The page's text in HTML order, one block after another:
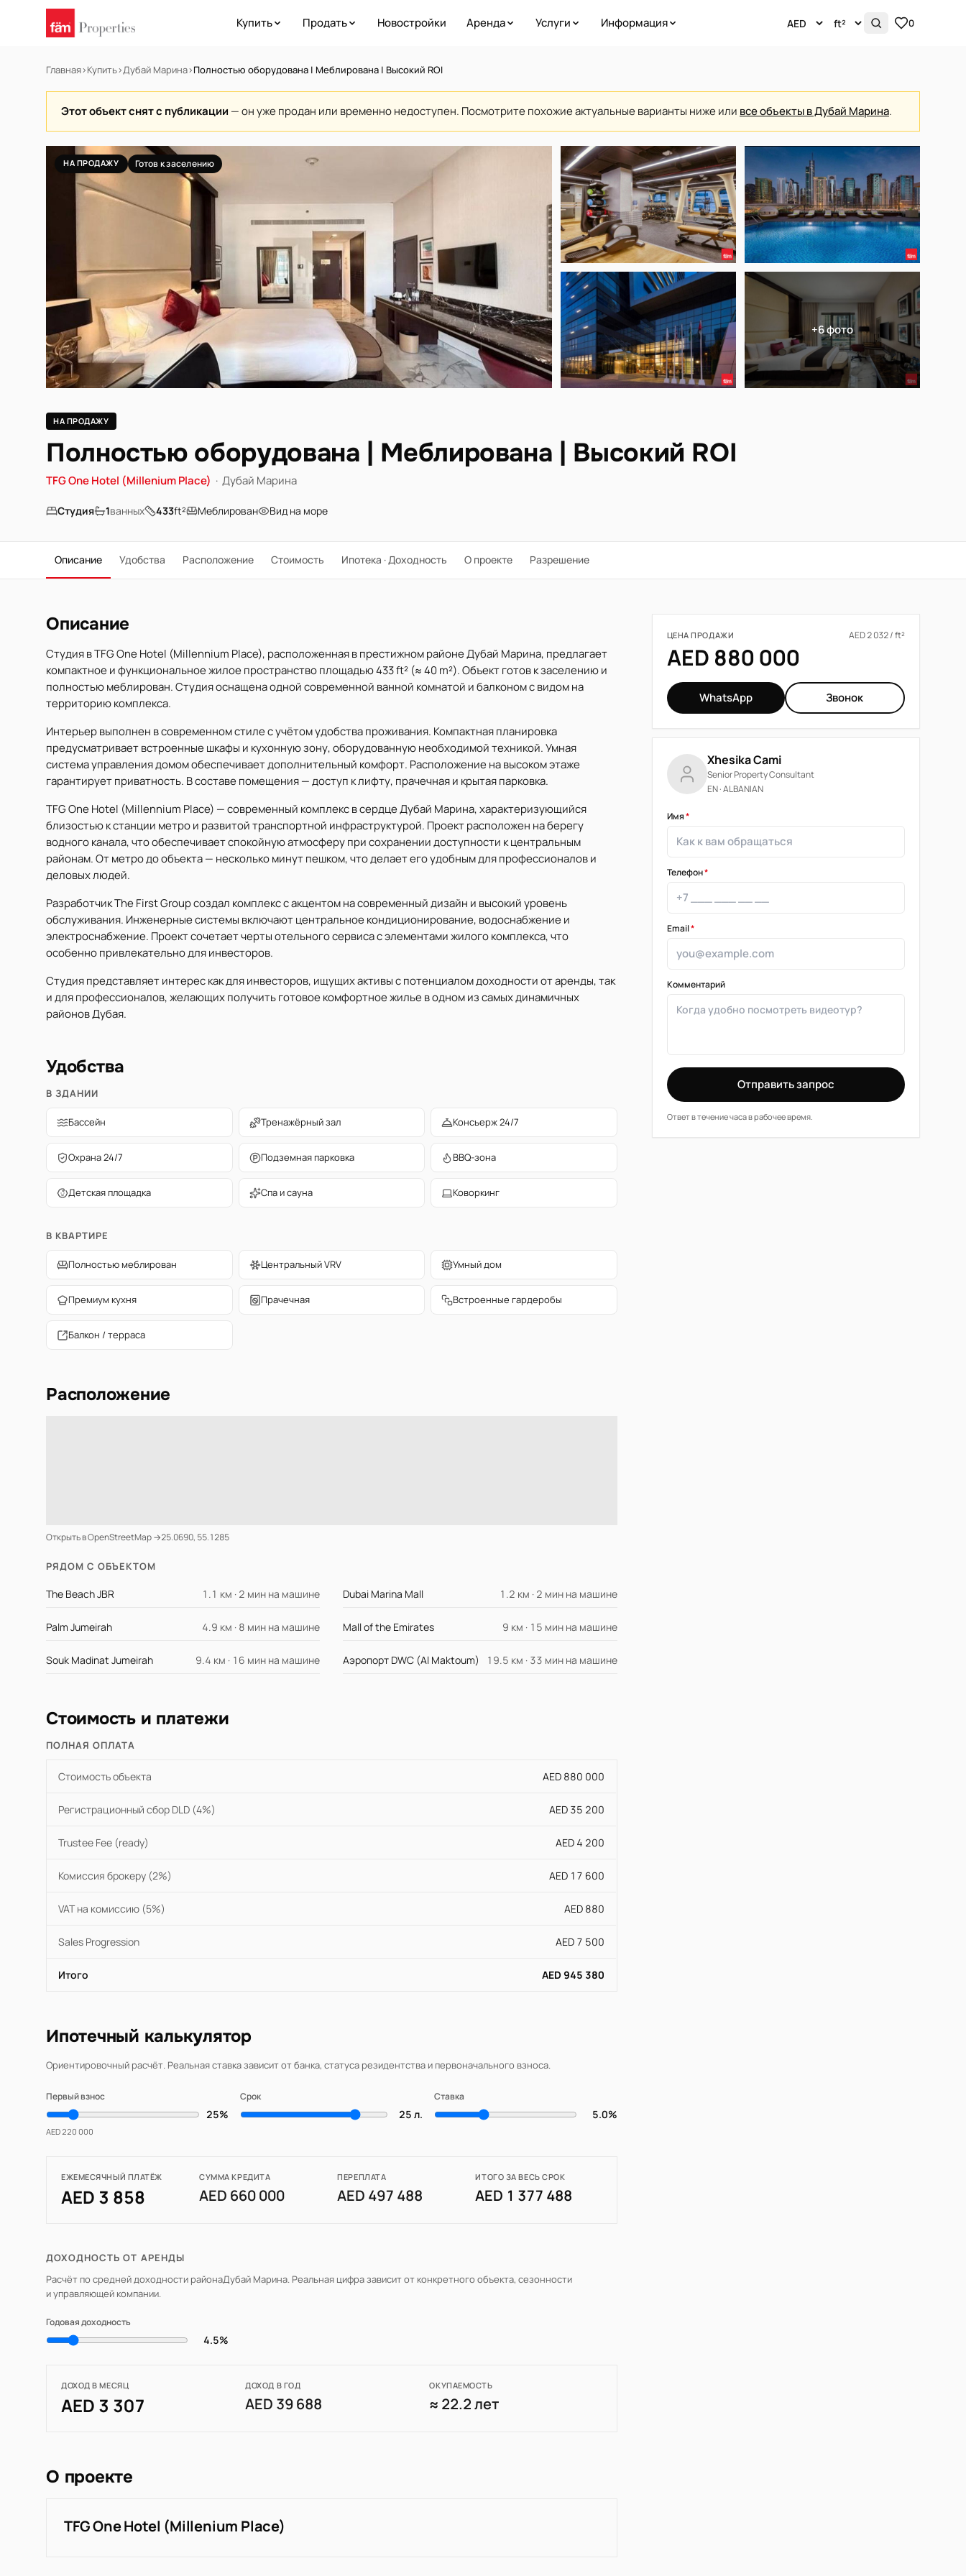
Купить Продать Новостройки Аренда Услуги Информация 0
Главная›Купить›Дубай Марина›Полностью оборудована | Меблирована | Высокий ROI
Этот объект снят с публикации — он уже продан или временно недоступен. Посмотрите похожие актуальные варианты ниже или все объекты в Дубай Марина.
НА ПРОДАЖУ Готов к заселению
+6 фото
НА ПРОДАЖУ
Полностью оборудована | Меблирована | Высокий ROI
TFG One Hotel (Millenium Place) · Дубай Марина
Студия 1ванных 433ft² Меблирован Вид на море
Описание Удобства Расположение Стоимость Ипотека · Доходность О проекте Разрешение
Описание
Студия в TFG One Hotel (Millennium Place), расположенная в престижном районе Дубай Марина, предлагает
компактное и функциональное жилое пространство площадью 433 ft² (≈ 40 m²). Объект готов к заселению и
полностью меблирован. Студия оснащена одной современной ванной комнатой и балконом с видом на
территорию комплекса.
Интерьер выполнен в современном стиле с учётом удобства проживания. Компактная планировка
предусматривает встроенные шкафы и кухонную зону, оборудованную необходимой техникой. Умная
система управления домом обеспечивает дополнительный комфорт. Расположение на высоком этаже
гарантирует приватность. В составе помещения — доступ к лифту, прачечная и крытая парковка.
TFG One Hotel (Millennium Place) — современный комплекс в сердце Дубай Марина, характеризующийся
близостью к станции метро и развитой транспортной инфраструктурой. Проект расположен на берегу
водного канала, что обеспечивает спокойную атмосферу при сохранении доступности к центральным
районам. От метро до объекта — несколько минут пешком, что делает его удобным для профессионалов и
деловых людей.
Разработчик The First Group создал комплекс с акцентом на современный дизайн и высокий уровень
обслуживания. Инженерные системы включают центральное кондиционирование, водоснабжение и
электроснабжение. Проект сочетает черты отельного сервиса с элементами жилого комплекса, что
особенно привлекательно для инвесторов.
Студия представляет интерес как для инвесторов, ищущих активы с потенциалом доходности от аренды, так
и для профессионалов, желающих получить готовое комфортное жилье в одном из самых динамичных
районов Дубая.
Удобства
В ЗДАНИИ
Бассейн Тренажёрный зал Консьерж 24/7
Охрана 24/7 Подземная парковка BBQ-зона
Детская площадка Спа и сауна Коворкинг
В КВАРТИРЕ
Полностью меблирован Центральный VRV Умный дом
Премиум кухня Прачечная Встроенные гардеробы
Балкон / терраса
Расположение
Открыть в OpenStreetMap →25.0690, 55.1285
РЯДОМ С ОБЪЕКТОМ
The Beach JBR 1.1 км · 2 мин на машине Dubai Marina Mall 1.2 км · 2 мин на машине
Palm Jumeirah 4.9 км · 8 мин на машине Mall of the Emirates 9 км · 15 мин на машине
Souk Madinat Jumeirah 9.4 км · 16 мин на машине Аэропорт DWC (Al Maktoum) 19.5 км · 33 мин на машине
Стоимость и платежи
ПОЛНАЯ ОПЛАТА
Стоимость объекта AED 880 000
Регистрационный сбор DLD (4%) AED 35 200
Trustee Fee (ready) AED 4 200
Комиссия брокеру (2%) AED 17 600
VAT на комиссию (5%) AED 880
Sales Progression AED 7 500
Итого AED 945 380
Ипотечный калькулятор
Ориентировочный расчёт. Реальная ставка зависит от банка, статуса резидентства и первоначального взноса.
Первый взнос
25%
AED 220 000
Срок
25 л.
Ставка
5.0%
ЕЖЕМЕСЯЧНЫЙ ПЛАТЁЖ
AED 3 858
СУММА КРЕДИТА
AED 660 000
ПЕРЕПЛАТА
AED 497 488
ИТОГО ЗА ВЕСЬ СРОК
AED 1 377 488
ДОХОДНОСТЬ ОТ АРЕНДЫ
Расчёт по средней доходности районаДубай Марина. Реальная цифра зависит от конкретного объекта, сезонности
и управляющей компании.
Годовая доходность
4.5%
ДОХОД В МЕСЯЦ
AED 3 307
ДОХОД В ГОД
AED 39 688
ОКУПАЕМОСТЬ
≈ 22.2 лет
О проекте
TFG One Hotel (Millenium Place)
ЦЕНА ПРОДАЖИ AED 2 032 / ft²
AED 880 000
WhatsApp Звонок
Xhesika Cami
Senior Property Consultant
EN · ALBANIAN
Имя*
Телефон*
Email*
Комментарий
Отправить запрос
Ответ в течение часа в рабочее время.